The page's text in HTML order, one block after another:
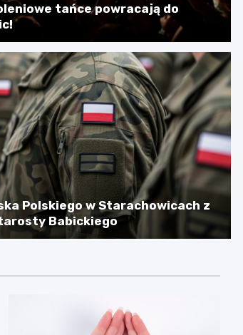
tańce powracają do
Polskiego w Starachowicach z
Babickiego